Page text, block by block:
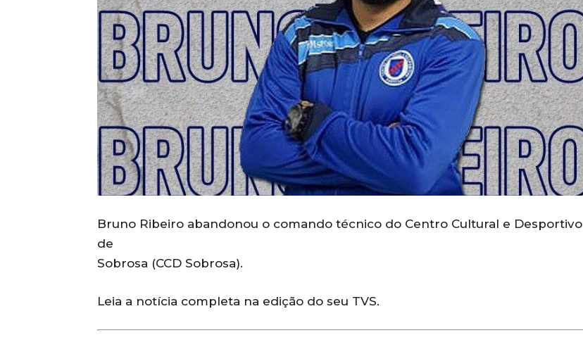
Bruno Ribeiro abandonou o comando técnico do Centro Cultural e Desportivo
de
Sobrosa (CCD Sobrosa).
Leia a notícia completa na edição do seu TVS.